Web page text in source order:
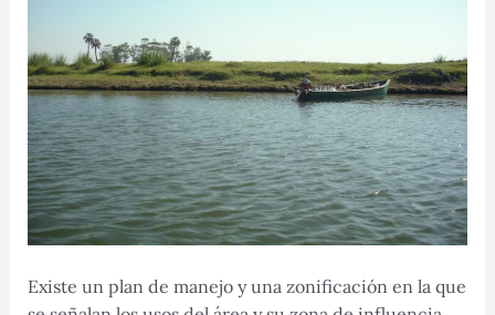
Existe un plan de manejo y una zonificación en la que